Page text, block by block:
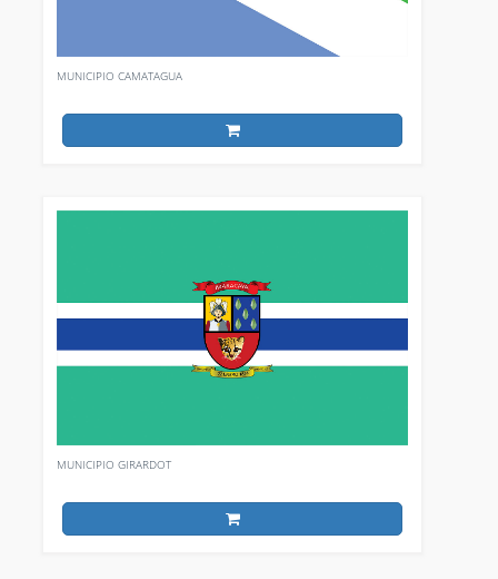
MUNICIPIO CAMATAGUA
MUNICIPIO GIRARDOT